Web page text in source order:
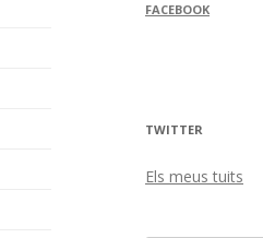
FACEBOOK
TWITTER
Els meus tuits